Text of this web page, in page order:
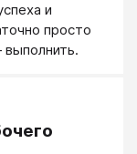
и
просто